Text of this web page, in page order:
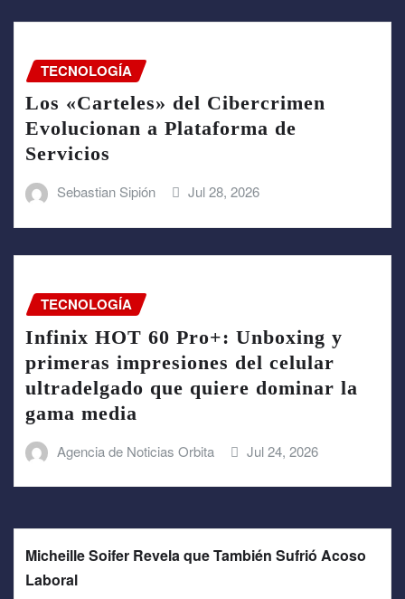
TECNOLOGÍA
Los «Carteles» del Cibercrimen
Evolucionan a Plataforma de
Servicios
Sebastian Sipión Jul 28, 2026
TECNOLOGÍA
Infinix HOT 60 Pro+: Unboxing y
primeras impresiones del celular
ultradelgado que quiere dominar la
gama media
Agencia de Noticias Orbita Jul 24, 2026
Micheille Soifer Revela que También Sufrió Acoso
Laboral